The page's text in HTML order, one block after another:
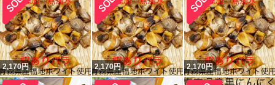
2,170円 2,170円 2,170円